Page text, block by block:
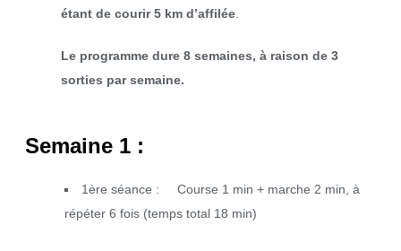
étant de courir 5 km d’affilée.
Le programme dure 8 semaines, à raison de 3
sorties par semaine.
Semaine 1 :
1ère séance : Course 1 min + marche 2 min, à
répéter 6 fois (temps total 18 min)